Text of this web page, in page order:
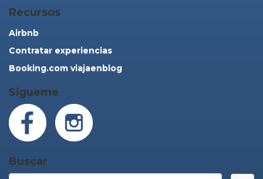
Recursos
Airbnb
Contratar experiencias
Booking.com viajaenblog
Sígueme
Buscar